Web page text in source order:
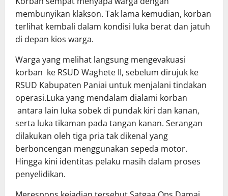
membunyikan klakson. Tak lama kemudian, korban
terlihat kembali dalam kondisi luka berat dan jatuh
di depan kios warga.
Warga yang melihat langsung mengevakuasi
korban ke RSUD Waghete II, sebelum dirujuk ke
RSUD Kabupaten Paniai untuk menjalani tindakan
operasi.Luka yang mendalam dialami korban
antara lain luka sobek di pundak kiri dan kanan,
serta luka tikaman pada tangan kanan. Serangan
dilakukan oleh tiga pria tak dikenal yang
berboncengan menggunakan sepeda motor.
Hingga kini identitas pelaku masih dalam proses
penyelidikan.